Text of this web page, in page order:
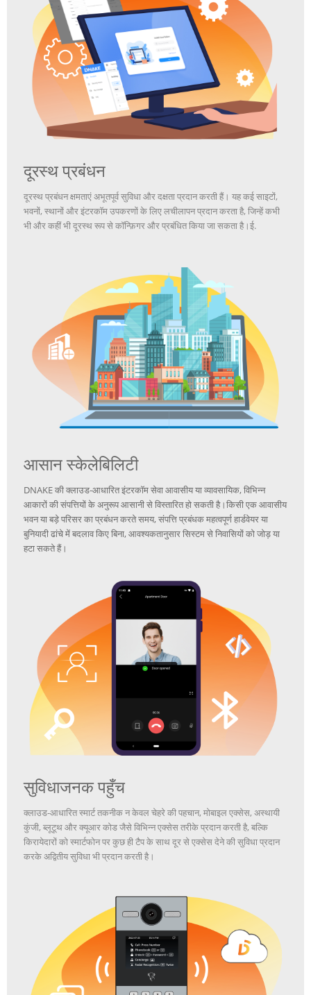
दूरस्थ प्रबंधन
दूरस्थ प्रबंधन क्षमताएं अभूतपूर्व सुविधा और दक्षता प्रदान करती हैं। यह कई साइटों,
भवनों, स्थानों और इंटरकॉम उपकरणों के लिए लचीलापन प्रदान करता है, जिन्हें कभी
भी और कहीं भी दूरस्थ रूप से कॉन्फ़िगर और प्रबंधित किया जा सकता है।ई.
आसान स्केलेबिलिटी
DNAKE की क्लाउड-आधारित इंटरकॉम सेवा आवासीय या व्यावसायिक, विभिन्न
आकारों की संपत्तियों के अनुरूप आसानी से विस्तारित हो सकती है।किसी एक आवासीय
भवन या बड़े परिसर का प्रबंधन करते समय, संपत्ति प्रबंधक महत्वपूर्ण हार्डवेयर या
बुनियादी ढांचे में बदलाव किए बिना, आवश्यकतानुसार सिस्टम से निवासियों को जोड़ या
हटा सकते हैं।
सुविधाजनक पहुँच
क्लाउड-आधारित स्मार्ट तकनीक न केवल चेहरे की पहचान, मोबाइल एक्सेस, अस्थायी
कुंजी, ब्लूटूथ और क्यूआर कोड जैसे विभिन्न एक्सेस तरीके प्रदान करती है, बल्कि
किरायेदारों को स्मार्टफोन पर कुछ ही टैप के साथ दूर से एक्सेस देने की सुविधा प्रदान
करके अद्वितीय सुविधा भी प्रदान करती है।